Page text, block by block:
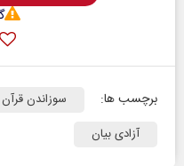
برچسب ها: سوزاندن قرآن
آزادی بیان